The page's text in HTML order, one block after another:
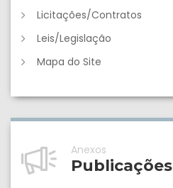
Licitações/Contratos
Leis/Legislação
Mapa do Site
Anexos
Publicações